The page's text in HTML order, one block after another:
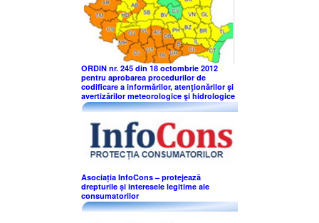
ORDIN nr. 245 din 18 octombrie 2012
pentru aprobarea procedurilor de
codificare a informărilor, atenţionărilor şi
avertizărilor meteorologice şi hidrologice
Asociația InfoCons – protejează
drepturile și interesele legitime ale
consumatorilor